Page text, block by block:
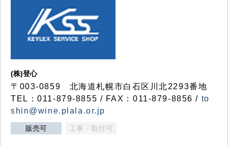
(株)登心
〒003-0859 北海道札幌市白石区川北2293番地
TEL：011-879-8855 / FAX：011-879-8856 / to
shin@wine.plala.or.jp
販売可 工事・取付可